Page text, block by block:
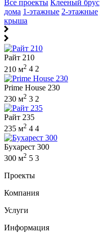
Все проекты Клееный брус
дома 1-этажные 2-этажные
крыша
Райт 210
210 м2 4 2
Prime House 230
230 м2 3 2
Райт 235
235 м2 4 4
Бухарест 300
300 м2 5 3
Проекты
Компания
Услуги
Информация